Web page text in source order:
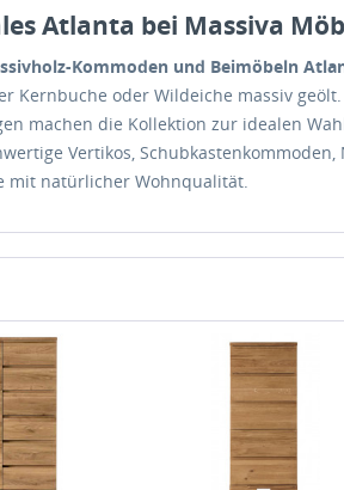
Atlanta bei Massiva
Kommoden und Beimöbeln
Kernbuche oder Wildeiche massiv
machen die Kollektion zur idealen
Vertikos,
mit natürlicher Wohnqualität.